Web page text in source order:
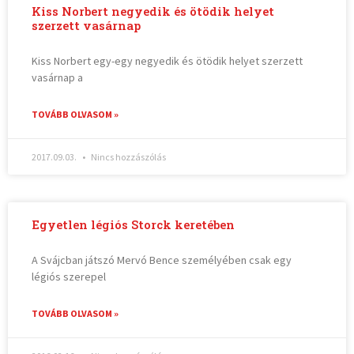
Kiss Norbert negyedik és ötödik helyet
szerzett vasárnap
Kiss Norbert egy-egy negyedik és ötödik helyet szerzett
vasárnap a
TOVÁBB OLVASOM »
2017.09.03. Nincs hozzászólás
Egyetlen légiós Storck keretében
A Svájcban játszó Mervó Bence személyében csak egy
légiós szerepel
TOVÁBB OLVASOM »